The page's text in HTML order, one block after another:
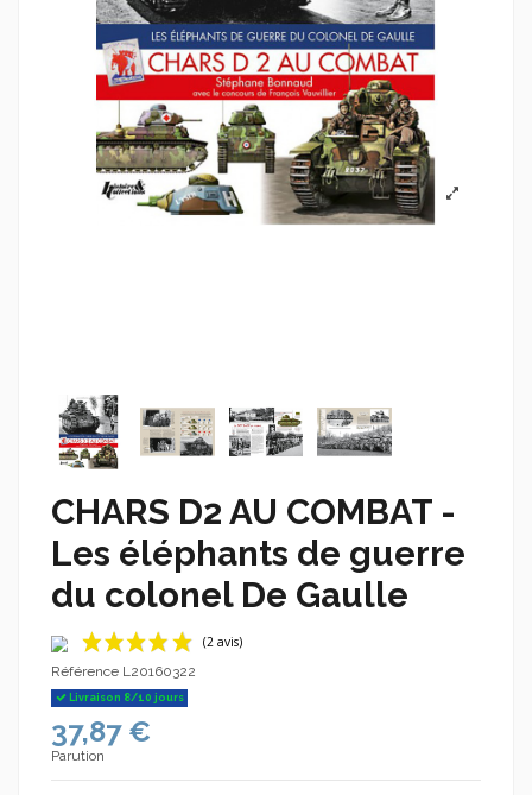
CHARS D2 AU COMBAT -
Les éléphants de guerre
du colonel De Gaulle
Référence L20160322
Livraison 8/10 jours
37,87 €
Parution